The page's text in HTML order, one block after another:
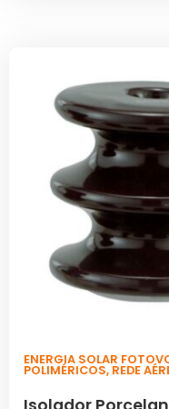
ENERGIA SOLAR
POLIMÉRICOS, REDE